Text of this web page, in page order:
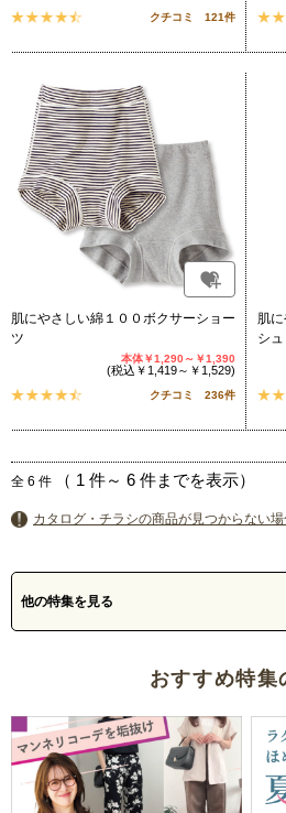
クチコミ 121件
肌にやさしい綿１００ボクサーショー
ツ
本体￥1,290～￥1,390
(税込￥1,419～￥1,529)
クチコミ 236件
肌
シ
全 6 件 （ 1 件～ 6 件までを表示）
カタログ・チラシの商品が見つからない場
他の特集を見る
おすすめ特集